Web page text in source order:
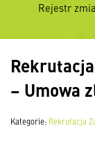
Rejestr
– Umowa
Kategorie: Rekrutacja